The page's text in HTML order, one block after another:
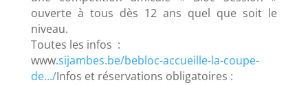
ouverte à tous dès 12 ans quel que soit le
niveau.
Toutes les infos :
www.sijambes.be/bebloc-accueille-la-coupe-
de…/Infos et réservations obligatoires :